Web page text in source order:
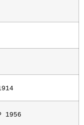
1956